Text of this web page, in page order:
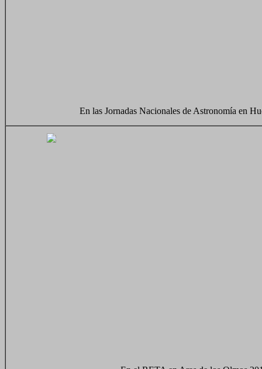
En las Jornadas Nacionales de Astronomía en